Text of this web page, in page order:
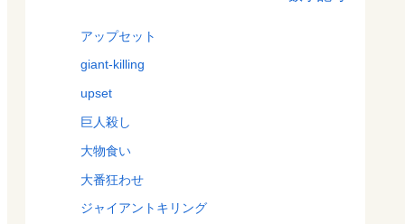
アップセット
giant-killing
upset
巨人殺し
大物食い
大番狂わせ
ジャイアントキリング